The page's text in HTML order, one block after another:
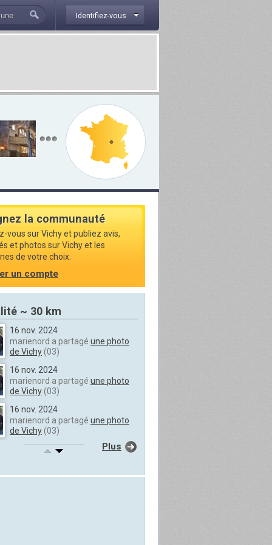
Identifiez-vous
la communauté
vous sur Vichy et publiez avis,
et photos sur Vichy et les
de votre choix.
un compte
~ 30 km
16 nov. 2024
marienord a partagé une photo
de Vichy(03)
16 nov. 2024
marienord a partagé une photo
de Vichy(03)
16 nov. 2024
marienord a partagé une photo
de Vichy(03)
16 nov. 2024
Plus